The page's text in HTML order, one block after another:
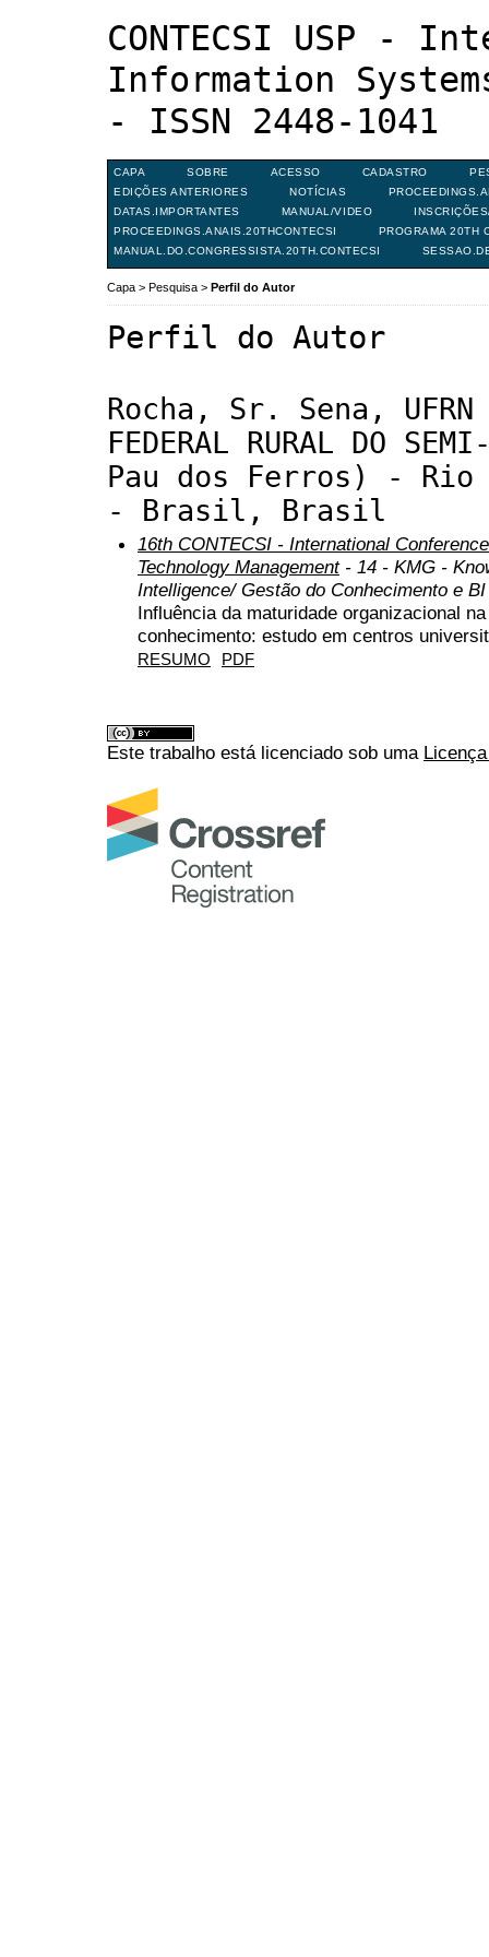
CONTECSI USP -
Information
- ISSN 2448-1041
CAPA SOBRE ACESSO CADASTRO
EDIÇÕES ANTERIORES
NOTÍCIAS
DATAS.IMPORTANTES
MANUAL/VIDEO
PROCEEDINGS.ANAIS.20THCONTECSI
PROGRAMA 20TH
MANUAL.DO.CONGRESSISTA.20TH.CONTECSI
Capa > Pesquisa > Perfil do Autor
Perfil do Autor
Rocha, Sr. Sena, UFRN
FEDERAL RURAL DO
Pau dos Ferros) - Rio
- Brasil, Brasil
16th CONTECSI - International
Technology Management- 14 - KMG -
Intelligence/ Gestão do Conhecimento e BI
Influência da maturidade organizacional
conhecimento: estudo em centros
RESUMO PDF
Este trabalho está licenciado sob uma